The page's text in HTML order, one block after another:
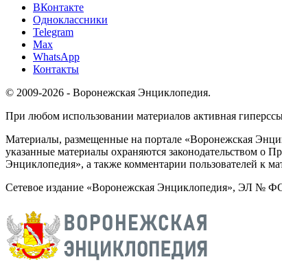
ВКонтакте
Одноклассники
Telegram
Max
WhatsApp
Контакты
© 2009-2026 - Воронежская Энциклопедия.
При любом использовании материалов активная
Материалы, размещенные на портале «Воронежская
указанные материалы охраняются законодательством о
Энциклопедия», а также комментарии пользователей к
Сетевое издание «Воронежская Энциклопедия», ЭЛ № ФС